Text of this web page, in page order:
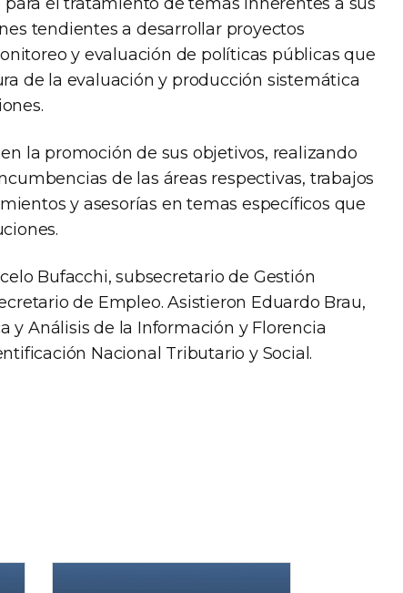
tendientes a desarrollar proyectos
y evaluación de políticas públicas que
de la evaluación y producción sistemática
la promoción de sus objetivos, realizando
de las áreas respectivas, trabajos
y asesorías en temas específicos que
Bufacchi, subsecretario de Gestión
de Empleo. Asistieron Eduardo Brau,
y Análisis de la Información y Florencia
Nacional Tributario y Social.